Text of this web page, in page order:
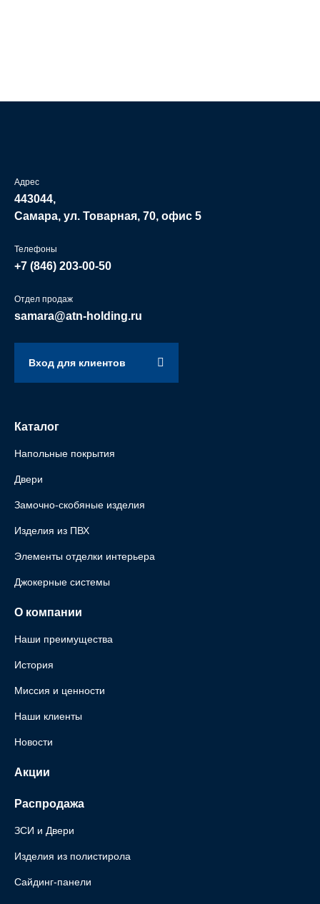
Адрес
443044,
Самара, ул. Товарная, 70, офис 5
Телефоны
+7 (846) 203-00-50
Отдел продаж
samara@atn-holding.ru
Вход для клиентов
Каталог
Напольные покрытия
Двери
Замочно-скобяные изделия
Изделия из ПВХ
Элементы отделки интерьера
Джокерные системы
О компании
Наши преимущества
История
Миссия и ценности
Наши клиенты
Новости
Акции
Распродажа
ЗСИ и Двери
Изделия из полистирола
Сайдинг-панели